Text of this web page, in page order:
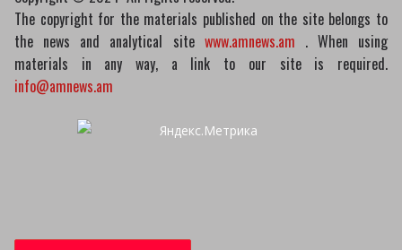
The copyright for the materials published on the site belongs to
the news and analytical site www.amnews.am . When using
materials in any way, a link to our site is required.
info@amnews.am